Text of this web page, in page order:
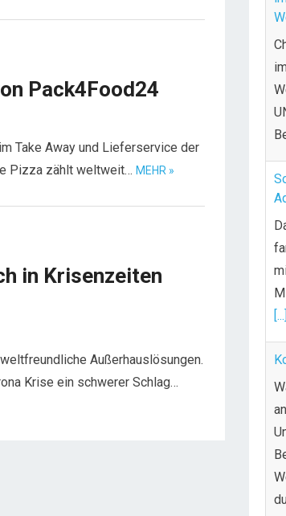
Pack4Food24
Take Away und Lieferservice der
Pizza zählt weltweit… MEHR »
in Krisenzeiten
Außerhauslösungen.
Krise ein schwerer Schlag…